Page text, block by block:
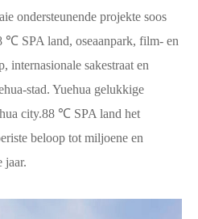
ondersteunende projekte soos
℃ SPA land, oseaanpark, film- en
internasionale sakestraat en
stad. Yuehua gelukkige
city.88 ℃ SPA land het
beloop tot miljoene en
jaar.